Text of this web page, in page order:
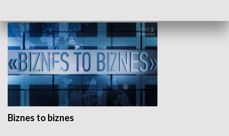
Biznes to biznes